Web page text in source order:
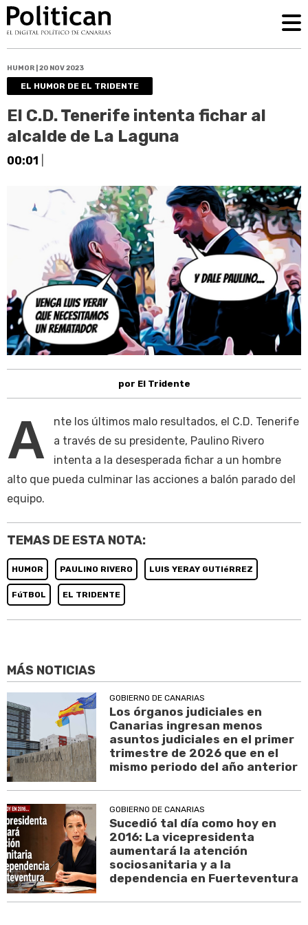
HUMOR | 20 NOV 2023
EL HUMOR DE EL TRIDENTE
El C.D. Tenerife intenta fichar al
alcalde de La Laguna
00:01
por El Tridente
A
nte los últimos malo resultados, el C.D. Tenerife
a través de su presidente, Paulino Rivero
intenta a la desesperada fichar a un hombre
alto que pueda culminar las acciones a balón parado del
equipo.
TEMAS DE ESTA NOTA:
HUMOR PAULINO RIVERO LUIS YERAY GUTIéRREZ
FúTBOL EL TRIDENTE
MÁS NOTICIAS
GOBIERNO DE CANARIAS
Los órganos judiciales en
Canarias ingresan menos
asuntos judiciales en el primer
trimestre de 2026 que en el
mismo periodo del año anterior
GOBIERNO DE CANARIAS
Sucedió tal día como hoy en
2016: La vicepresidenta
aumentará la atención
sociosanitaria y a la
dependencia en Fuerteventura